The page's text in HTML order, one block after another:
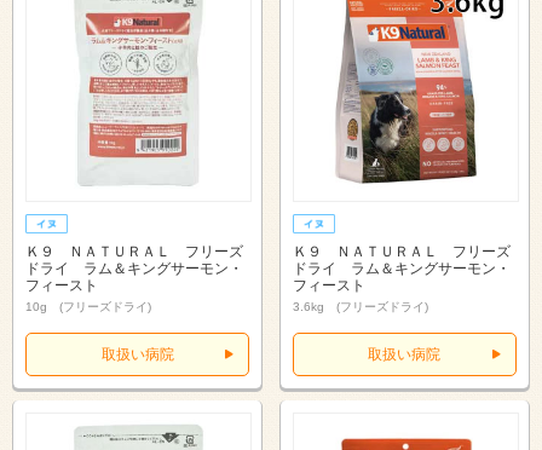
Ｋ９ ＮＡＴＵＲＡＬ フリーズ
ドライ ラム＆キングサーモン・
フィースト
10g (フリーズドライ)
取扱い病院
Ｋ９ ＮＡＴＵＲＡＬ フリーズ
ドライ ラム＆キングサーモン・
フィースト
3.6kg (フリーズドライ)
取扱い病院